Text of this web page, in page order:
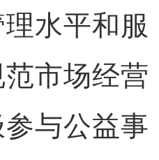
水平和服
市场经营
与公益事